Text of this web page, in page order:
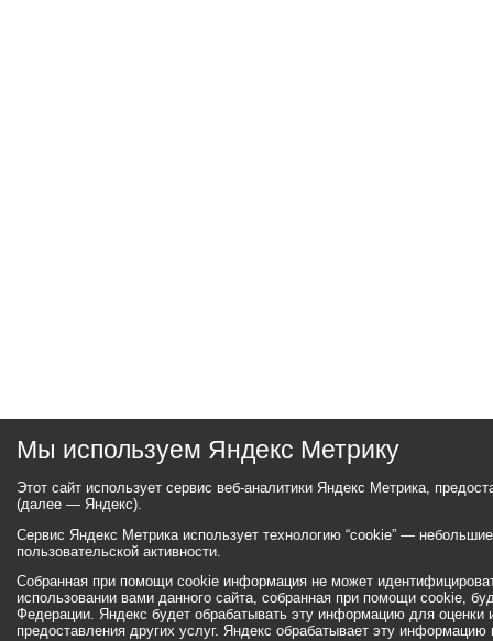
Мы используем Яндекс Метрику
Этот сайт использует сервис веб-аналитики Яндекс Метрика,
(далее — Яндекс).
Сервис Яндекс Метрика использует технологию “cookie” —
пользовательской активности.
Собранная при помощи cookie информация не может
использовании вами данного сайта, собранная при помощи cookie,
Федерации. Яндекс будет обрабатывать эту информацию для оценки
предоставления других услуг. Яндекс обрабатывает эту